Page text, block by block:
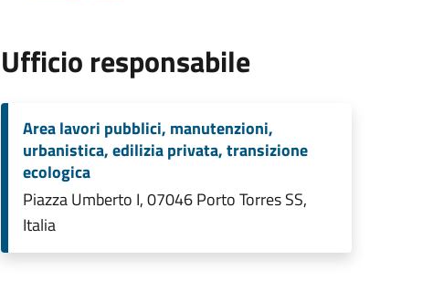
Ufficio responsabile
Area lavori pubblici, manutenzioni,
urbanistica, edilizia privata, transizione
ecologica
Piazza Umberto I, 07046 Porto Torres SS,
Italia